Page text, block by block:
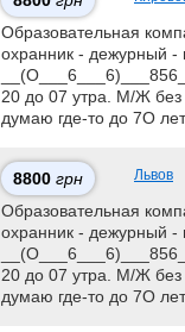
Образовательная
охранник - дежурный -
20 до 07 утра. М/Ж без
думаю где-то до 7О
8800 грн Львов
Образовательная
охранник - дежурный -
20 до 07 утра. М/Ж без
думаю где-то до 7О